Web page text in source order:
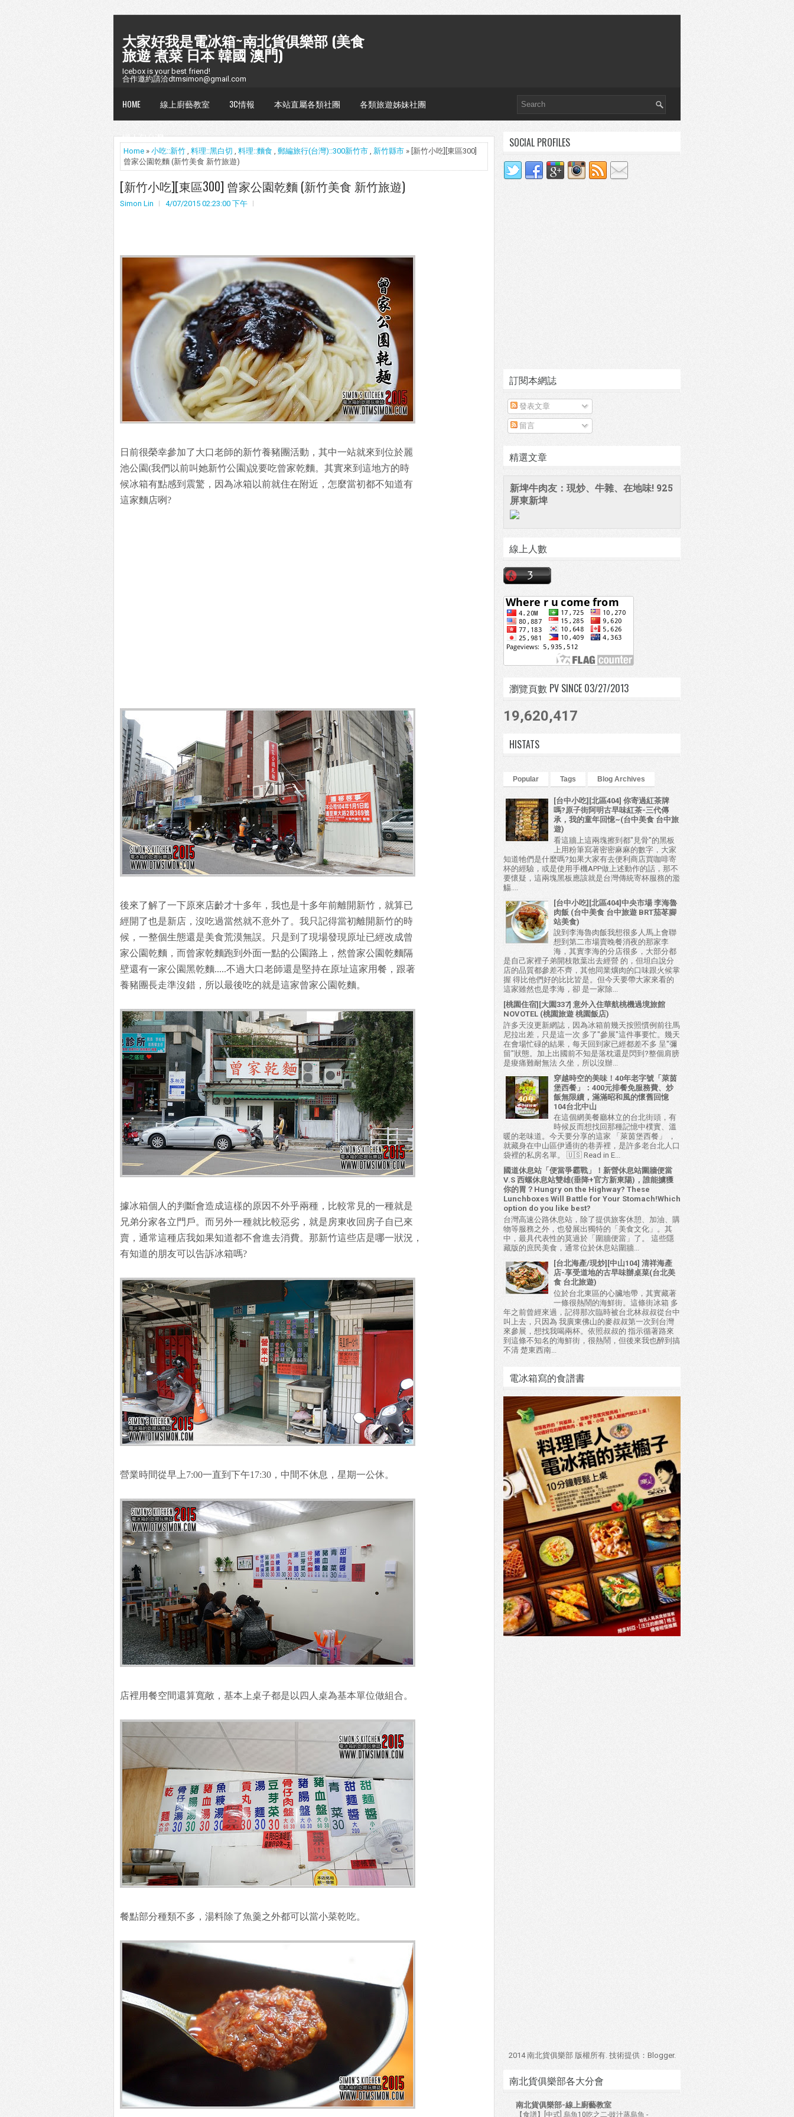
大家好我是電冰箱~南北貨俱樂部 (美食
旅遊 煮菜 日本 韓國 澳門)
Icebox is your best friend!
合作邀約請洽dtmsimon@gmail.com
HOME 線上廚藝教室 3C情報 本站直屬各類社團 各類旅遊姊妹社團
懶人包台灣
Home » 小吃::新竹 , 料理::黑白切 , 料理::麵食 , 郵編旅行(台灣)::300新竹市 , 新竹縣市 » [新竹小吃][東區300]
曾家公園乾麵 (新竹美食 新竹旅遊)
[新竹小吃][東區300] 曾家公園乾麵 (新竹美食 新竹旅遊)
Simon Lin 4/07/2015 02:23:00 下午
日前很榮幸參加了大口老師的新竹養豬團活動，其中一站就來到位於麗
池公園(我們以前叫她新竹公園)說要吃曾家乾麵。其實來到這地方的時
候冰箱有點感到震驚，因為冰箱以前就住在附近，怎麼當初都不知道有
這家麵店咧?
後來了解了一下原來店齡才十多年，我也是十多年前離開新竹，就算已
經開了也是新店，沒吃過當然就不意外了。我只記得當初離開新竹的時
候，一整個生態還是美食荒漠無誤。只是到了現場發現原址已經改成曾
家公園乾麵，而曾家乾麵跑到外面一點的公園路上，然曾家公園乾麵隔
壁還有一家公園黑乾麵.....不過大口老師還是堅持在原址這家用餐，跟著
養豬團長走準沒錯，所以最後吃的就是這家曾家公園乾麵。
據冰箱個人的判斷會造成這樣的原因不外乎兩種，比較常見的一種就是
兄弟分家各立門戶。而另外一種就比較惡劣，就是房東收回房子自已來
賣，通常這種店我如果知道都不會進去消費。那新竹這些店是哪一狀況，
有知道的朋友可以告訴冰箱嗎?
營業時間從早上7:00一直到下午17:30，中間不休息，星期一公休。
店裡用餐空間還算寬敞，基本上桌子都是以四人桌為基本單位做組合。
餐點部分種類不多，湯料除了魚羹之外都可以當小菜乾吃。
SOCIAL PROFILES
訂閱本網誌
發表文章
留言
精選文章
新埤牛肉友：現炒、牛雜、在地味! 925
屏東新埤
線上人數
瀏覽頁數 PV SINCE 03/27/2013
19,620,417
HISTATS
Popular Tags Blog Archives
[台中小吃][北區404] 你寄過紅茶牌
嗎?原子街阿明古早味紅茶-三代傳
承，我的童年回憶~(台中美食 台中旅
遊)
看這牆上這兩塊擦到都"見骨"的黑板
上用粉筆寫著密密麻麻的數字，大家
知道牠們是什麼嗎?如果大家有去便利商店買咖啡寄
杯的經驗，或是使用手機APP做上述動作的話，那不
要懷疑，這兩塊黑板應該就是台灣傳統寄杯服務的濫
觴....
[台中小吃][北區404]中央市場 李海魯
肉飯 (台中美食 台中旅遊 BRT茄苳腳
站美食)
說到李海魯肉飯我想很多人馬上會聯
想到第二市場賣晚餐消夜的那家李
海，其實李海的分店很多，大部分都
是自己家裡子弟開枝散葉出去經營 的，但坦白說分
店的品質都參差不齊，其他同業爌肉的口味跟火候掌
握 得比他們好的比比皆是。但今天要帶大家來看的
這家雖然也是李海，卻 是一家除...
[桃園住宿][大園337] 意外入住華航桃機過境旅館
NOVOTEL (桃園旅遊 桃園飯店)
許多天沒更新網誌，因為冰箱前幾天按照慣例前往馬
尼拉出差，只是這一次 多了"參展"這件事要忙。幾天
在會場忙碌的結果，每天回到家已經都差不多 呈"彌
留"狀態。加上出國前不知是落枕還是閃到?整個肩膀
是痠痛難耐無法 久坐，所以沒辦...
穿越時空的美味！40年老字號「萊茵
堡西餐」：400元排餐免服務費、炒
飯無限續，滿滿昭和風的懷舊回憶
104台北中山
在這個網美餐廳林立的台北街頭，有
時候反而想找回那種記憶中樸實、溫
暖的老味道。今天要分享的這家 「萊茵堡西餐」 ，
就藏身在中山區伊通街的巷弄裡，是許多老台北人口
袋裡的私房名單。 🇺🇸 Read in E...
國道休息站「便當爭霸戰」！新營休息站圍牆便當
V.S 西螺休息站雙雄(垂降+官方新東陽)，誰能擄獲
你的胃？Hungry on the Highway? These
Lunchboxes Will Battle for Your Stomach!Which
option do you like best?
台灣高速公路休息站，除了提供旅客休憩、加油、購
物等服務之外，也發展出獨特的「美食文化」。其
中，最具代表性的莫過於「圍牆便當」了。 這些隱
藏版的庶民美食，通常位於休息站圍牆...
[台北海產/現炒][中山104] 清祥海產
店-享受道地的古早味辦桌菜(台北美
食 台北旅遊)
位於台北東區的心臟地帶，其實藏著
一條很熱鬧的海鮮街。這條街冰箱 多
年之前曾經來過，記得那次臨時被台北林叔叔從台中
叫上去，只因為 我廣東佛山的麥叔叔第一次到台灣
來參展，想找我喝兩杯。依照叔叔的 指示循著路來
到這條不知名的海鮮街，很熱鬧，但後來我也醉到搞
不清 楚東西南...
電冰箱寫的食譜書
2014 南北貨俱樂部 版權所有. 技術提供： Blogger.
南北貨俱樂部各大分會
南北貨俱樂部-線上廚藝教室
【食譜】[中式] 烏魚10吃之二-豉汁蒸烏魚 -